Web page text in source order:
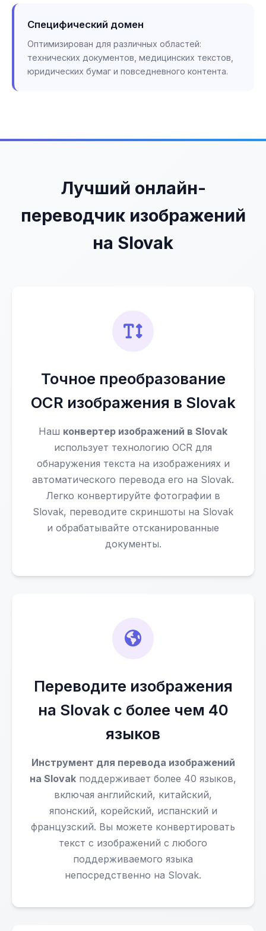
Специфический домен
Оптимизирован для различных областей:
технических документов, медицинских текстов,
юридических бумаг и повседневного контента.
Лучший онлайн-
переводчик изображений
на Slovak
Точное преобразование
OCR изображения в Slovak
Наш конвертер изображений в Slovak
использует технологию OCR для
обнаружения текста на изображениях и
автоматического перевода его на Slovak.
Легко конвертируйте фотографии в
Slovak, переводите скриншоты на Slovak
и обрабатывайте отсканированные
документы.
Переводите изображения
на Slovak с более чем 40
языков
Инструмент для перевода изображений
на Slovak поддерживает более 40 языков,
включая английский, китайский,
японский, корейский, испанский и
французский. Вы можете конвертировать
текст с изображений с любого
поддерживаемого языка
непосредственно на Slovak.